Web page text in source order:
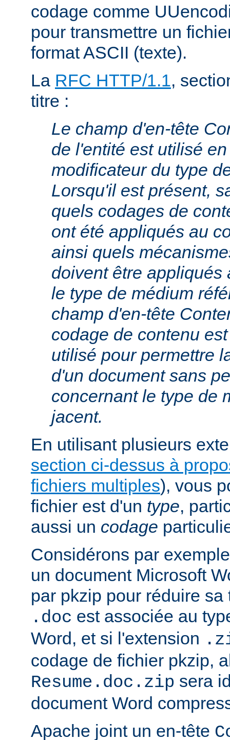
codage comme
pour transmettre un
format ASCII (texte).
La RFC HTTP/1.1,
titre :
Le champ d'en-tête
de l'entité est utilisé
modificateur du type
Lorsqu'il est présent,
quels codages de
ont été appliqués au
ainsi quels
doivent être appliqués
le type de médium
champ d'en-tête
codage de contenu
utilisé pour permettre
d'un document sans
concernant le type de
jacent.
En utilisant plusieurs
section ci-dessus à
fichiers multiples), vous
fichier est d'un type,
aussi un codage
Considérons par
un document Microsoft
par pkzip pour réduire
.doc est associée au
Word, et si l'extension
codage de fichier pkzip,
Resume.doc.zip sera
document Word
Apache joint un en-tête